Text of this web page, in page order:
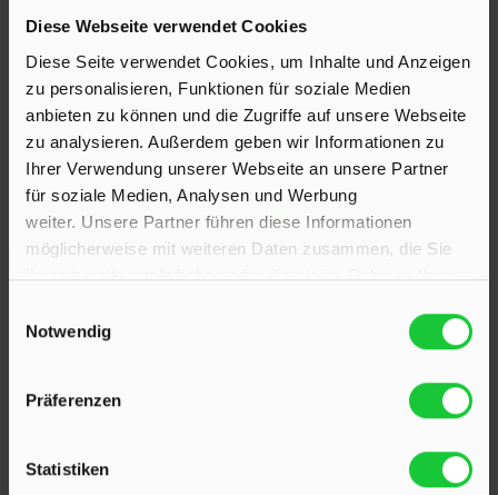
Diese Webseite verwendet Cookies
Diese Seite verwendet Cookies, um Inhalte und Anzeigen
zu personalisieren, Funktionen für soziale Medien
anbieten zu können und die Zugriffe auf unsere Webseite
zu analysieren. Außerdem geben wir Informationen zu
Ihrer Verwendung unserer Webseite an unsere Partner
für soziale Medien, Analysen und Werbung
weiter. Unsere Partner führen diese Informationen
möglicherweise mit weiteren Daten zusammen, die Sie
Notwendig
Präferenzen
Statistiken
23795 Klein Rönnau
Bollmoor 2
Telefon:
04551 901690
24568 Kaltenkirchen
Holstenstraße 26
E-Mail:info@hinrichsen-immobilien.com
PROFIL
Als kompetenter
Immobilienmakler in Klein Rönnau